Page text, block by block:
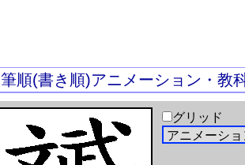
筆順(書き順)アニメーション・教
グリッド